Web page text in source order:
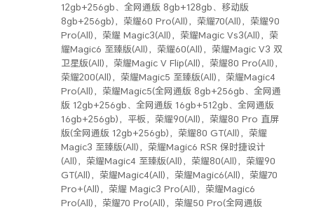
12gb+256gb、全网通版 8gb+128gb、移动版
8gb+256gb)，荣耀60 Pro(All)，荣耀70(All)，荣耀90
Pro(All)，荣耀 Magic3(All)，荣耀Magic Vs3(All)，荣
耀Magic6 至臻版(All)，荣耀60(All)，荣耀Magic V3 双
卫星版(All)，荣耀Magic V Flip(All)，荣耀80 Pro(All)，
荣耀200(All)，荣耀Magic5 至臻版(All)，荣耀Magic4
Pro(All)，荣耀Magic5(全网通版 8gb+256gb、全网通
版 12gb+256gb、全网通版 16gb+512gb、全网通版
16gb+256gb)，平板，荣耀90(All)，荣耀80 Pro 直屏
版(全网通版 12gb+256gb)，荣耀80 GT(All)，荣耀
Magic3 至臻版(All)，荣耀Magic6 RSR 保时捷设计
(All)，荣耀Magic4 至臻版(All)，荣耀80(All)，荣耀90
GT(All)，荣耀Magic4(All)，荣耀Magic6(All)，荣耀70
Pro+(All)，荣耀 Magic3 Pro(All)，荣耀Magic6
Pro(All)，荣耀70 Pro(All)，荣耀50 Pro(全网通版